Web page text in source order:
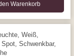
Warenkorb
Weiß,
Schwenkbar,